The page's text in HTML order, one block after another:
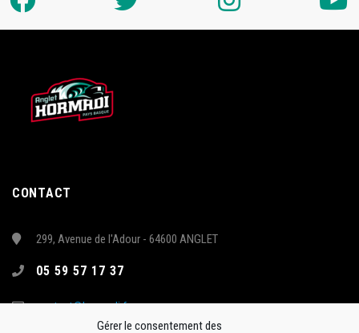
Gérer le consentement des
CONTACT
299, Avenue de l'Adour - 64600 ANGLET
05 59 57 17 37
contact@hormadi.fr